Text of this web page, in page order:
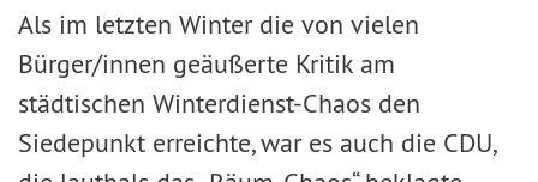
Als im letzten Winter die von vielen
Bürger/innen geäußerte Kritik am
städtischen Winterdienst-Chaos den
Siedepunkt erreichte, war es auch die CDU,